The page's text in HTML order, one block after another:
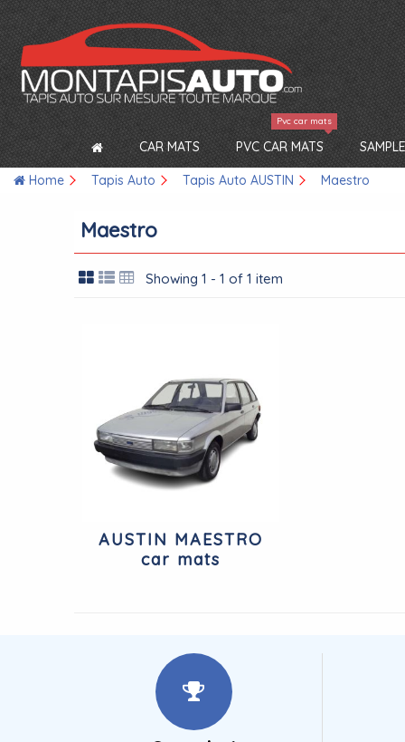
CAR MATS PVC CAR MATS
Pvc car mats
Home Tapis Auto Tapis Auto AUSTIN Maestro
Maestro
Showing 1 - 1 of 1 item
AUSTIN MAESTRO
car mats